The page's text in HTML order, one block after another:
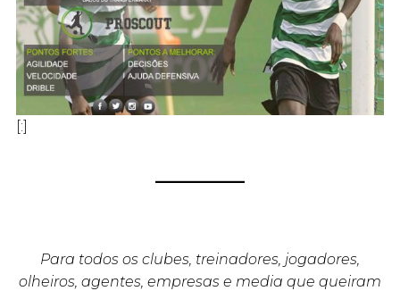
[:]
Para todos os clubes, treinadores, jogadores,
olheiros, agentes, empresas e media que queiram